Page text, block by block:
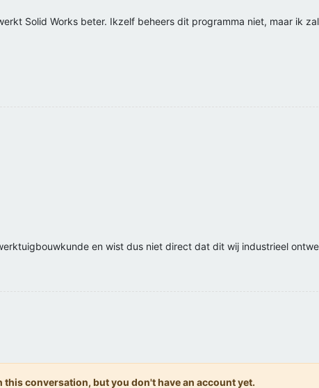
Solid Works beter. Ikzelf beheers dit programma niet, maar ik
en wist dus niet direct dat dit wij industrieel
conversation, but you don't have an account yet.